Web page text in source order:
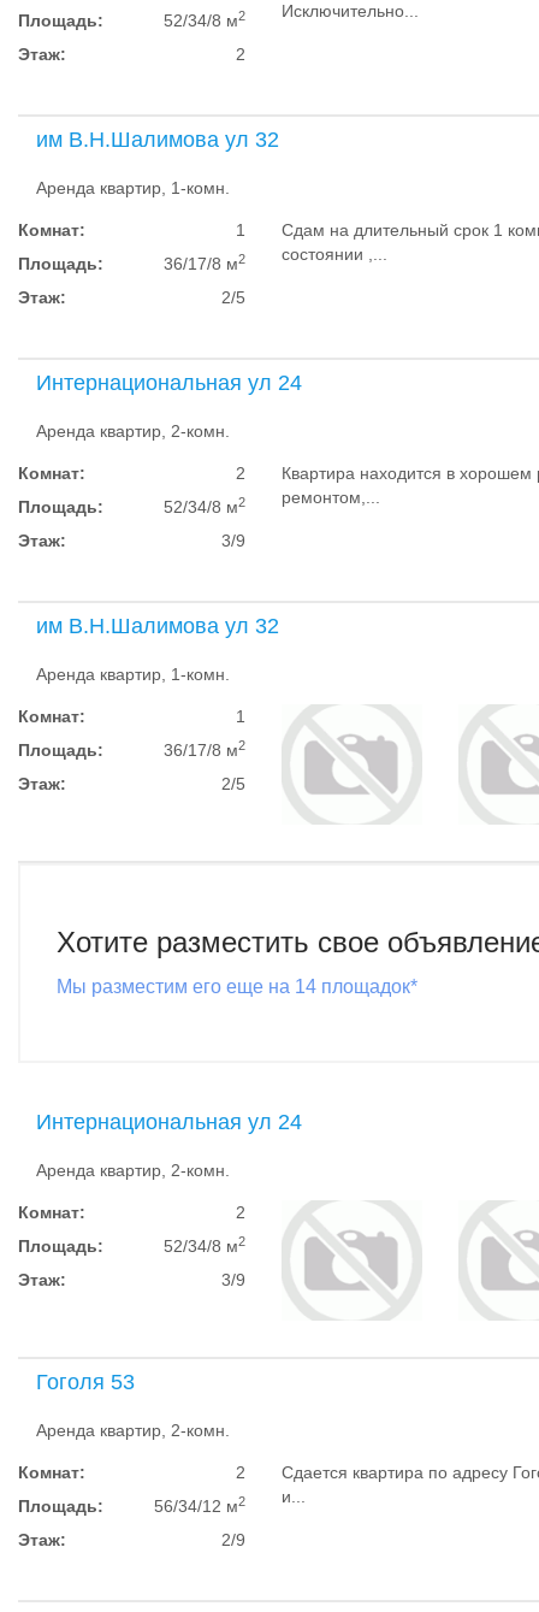
Площадь:
52/34/8 м2
Этаж: 2
Исключительно...
им В.Н.Шалимова ул 32
Аренда квартир, 1-комн.
Комнат:
1
Площадь:
36/17/8 м2
Этаж: 2/5
Сдам на длительный срок 1
состоянии ,...
Интернациональная ул 24
Аренда квартир, 2-комн.
Комнат:
2
Площадь:
52/34/8 м2
Этаж: 3/9
Квартира находится в хорошем
ремонтом,...
им В.Н.Шалимова ул 32
Аренда квартир, 1-комн.
Комнат:
1
Площадь:
36/17/8 м2
Этаж: 2/5
Хотите разместить свое
Мы разместим его еще на 14 площадок*
Интернациональная ул 24
Аренда квартир, 2-комн.
Комнат:
2
Площадь:
52/34/8 м2
Этаж: 3/9
Гоголя 53
Аренда квартир, 2-комн.
Комнат:
2
Площадь:
56/34/12 м2
Этаж: 2/9
Сдается квартира по адресу
и...